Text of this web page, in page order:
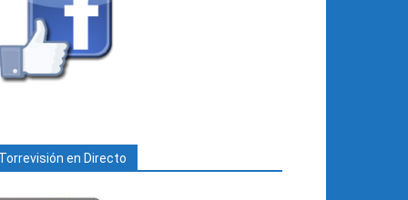
en Directo